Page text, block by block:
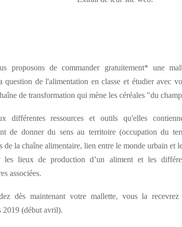
proposons de commander gratuitement* une
question de l'alimentation en classe et étudier avec
de transformation qui mène les céréales "du
différentes ressources et outils qu'elles
de donner du sens au territoire (occupation du
de la chaîne alimentaire, lien entre le monde urbain et
les lieux de production d’un aliment et les
associées.
dès maintenant votre mallette, vous la
2019 (début avril).